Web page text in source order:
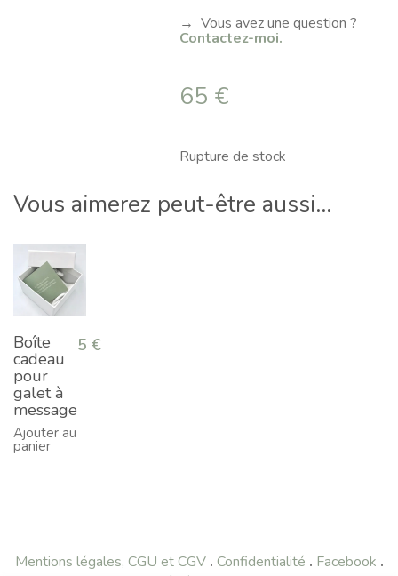
→ Vous avez une question ?
Contactez-moi.
65 €
Rupture de stock
Vous aimerez peut-être aussi…
Boîte
cadeau
pour
galet à
message
Ajouter au
panier
5 €
Mentions légales, CGU et CGV . Confidentialité . Facebook .